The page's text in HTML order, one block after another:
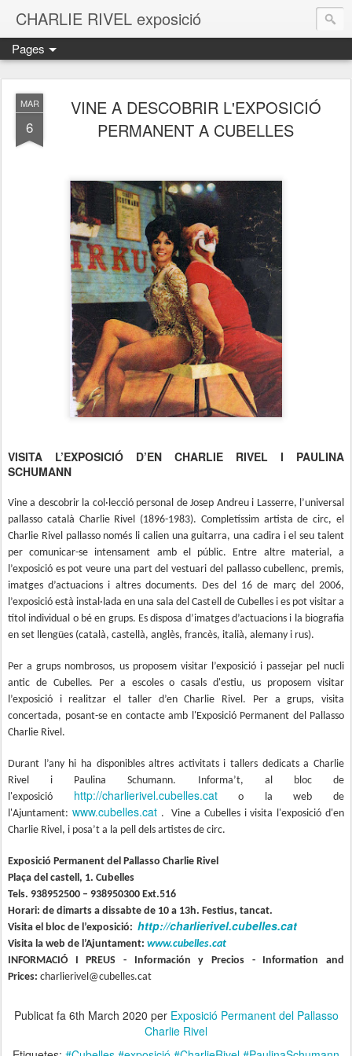
CHARLIE RIVEL exposició
Pages
MAR
6
VINE A DESCOBRIR L'EXPOSICIÓ
PERMANENT A CUBELLES
VISITA L’EXPOSICIÓ D’EN CHARLIE RIVEL I PAULINA
SCHUMANN
Vine a descobrir la col·lecció personal de Josep Andreu i Lasserre, l’universal
pallasso català Charlie Rivel (1896-1983). Completíssim artista de circ, el
Charlie Rivel pallasso només li calien una guitarra, una cadira i el seu talent
per comunicar-se intensament amb el públic. Entre altre material, a
l’exposició es pot veure una part del vestuari del pallasso cubellenc, premis,
imatges d’actuacions i altres documents. Des del 16 de març del 2006,
l’exposició està instal·lada en una sala del Castell de Cubelles i es pot visitar a
títol individual o bé en grups. Es disposa d’imatges d’actuacions i la biografia
en set llengües (català, castellà, anglès, francès, italià, alemany i rus).
Per a grups nombrosos, us proposem visitar l’exposició i passejar pel nucli
antic de Cubelles. Per a escoles o casals d'estiu, us proposem visitar
l’exposició i realitzar el taller d’en Charlie Rivel. Per a grups, visita
concertada, posant-se en contacte amb l'Exposició Permanent del Pallasso
Charlie Rivel.
Durant l’any hi ha disponibles altres activitats i tallers dedicats a Charlie
Rivel i Paulina Schumann. Informa’t, al bloc de
l'exposició http://charlierivel.cubelles.cato la web de
l'Ajuntament: www.cubelles.cat. Vine a Cubelles i visita l'exposició d'en
Charlie Rivel, i posa’t a la pell dels artistes de circ.
Exposició Permanent del Pallasso Charlie Rivel
Plaça del castell, 1. Cubelles
Tels. 938952500 – 938950300 Ext.516
Horari: de dimarts a dissabte de 10 a 13h. Festius, tancat.
Visita el bloc de l’exposició: http://charlierivel.cubelles.cat
Visita la web de l’Ajuntament: www.cubelles.cat
INFORMACIÓ I PREUS - Información y Precios - Information and
Prices: charlierivel@cubelles.cat
Publicat fa 6th March 2020 per Exposició Permanent del Pallasso
Charlie Rivel